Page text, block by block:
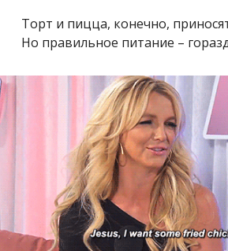
Торт и пицца, конечно,
Но правильное питание –